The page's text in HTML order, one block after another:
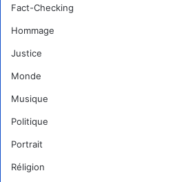
Fact-Checking
Hommage
Justice
Monde
Musique
Politique
Portrait
Réligion